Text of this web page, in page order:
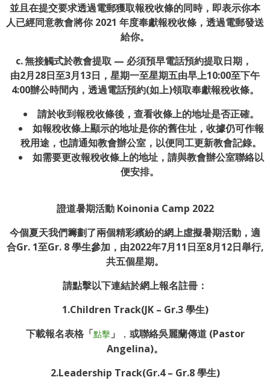
並且在提交要求透過電郵獲取報稅收條的同時，即表示你本
人已經同意教會將你 2021 年度奉獻報稅收條，透過電郵發送
給你。
c..無接觸式於教會提取 — 必須預早電話預約提取日期，
由2月28日至3月13日，星期一至星期五由早上10:00至下午
4:00辦公時間內，透過電話預約(如上)領取奉獻報稅收條。
請於收到報稅收條後，查看收條上的地址是否正確。
如報稅收條上顯示的地址是你的舊住址，收據仍可作報
稅用途，也請通知教會辦公室，以便同工更新教會記錄。
如需要更改報稅收條上的地址，請與教會辦公室聯絡以
便安排。
證道暑期活動 Koinonia Camp 2022
今個夏天我們籌劃了兩個精彩繽紛的網上虛擬暑期活動， 適
合Gr. 1至Gr. 8 學生參加，由2022年7月11日至8月12日舉行,
共五個星期。
請點擊以下連結於網上報名註冊：
1.Children Track(JK – Gr.3 學生)
下載報名表格「點擊」 ， 或聯絡吳麗蘭傳道 (Pastor
Angelina)。
2.Leadership Track(Gr.4 – Gr.8 學生)